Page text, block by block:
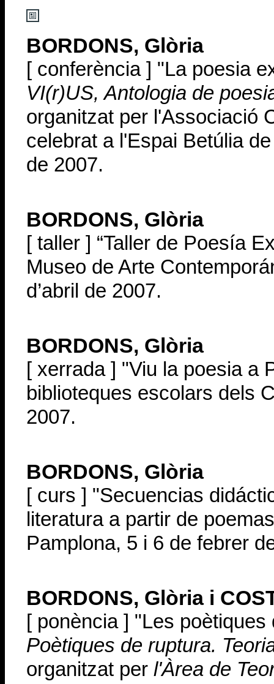
BORDONS, Glòria
[ conferència ] "La poesia
VI(r)US,Antologia de
organitzat per l'Associació
celebrat a l'Espai Betúlia
de 2007.
BORDONS, Glòria
[ taller ] “Taller de Poesía
Museo de Arte
d’abril de 2007.
BORDONS, Glòria
[ xerrada ] "Viu la poesia a
biblioteques escolars dels
2007.
BORDONS, Glòria
[ curs ] "Secuencias
literatura a partir de
Pamplona, 5 i 6 de febrer
BORDONS, Glòria i
[ ponència ] "Les
Poètiques de ruptura.
organitzat per l'Àrea de